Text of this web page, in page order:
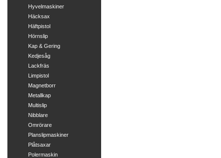
Hyvelmaskiner
Häcksax
Häftpistol
Hörnslip
Kap & Gering
Kedjesåg
Lackfräs
Limpistol
Magnetborr
Metallkap
Multislip
Nibblare
Omrörare
Planslipmaskiner
Plåtsaxar
Polermaskin